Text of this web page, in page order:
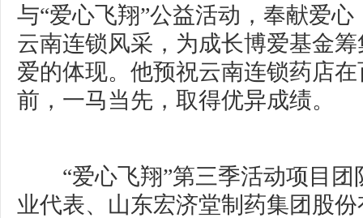
与“爱心飞翔”公益活动，奉献爱
云南连锁风采，为成长博爱基金
爱的体现。他预祝云南连锁药店
前，一马当先，取得优异成绩。
“爱心飞翔”第三季活动项目团
业代表、山东宏济堂制药集团股